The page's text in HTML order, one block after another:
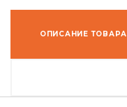
ОПИСАНИЕ ТОВАРА